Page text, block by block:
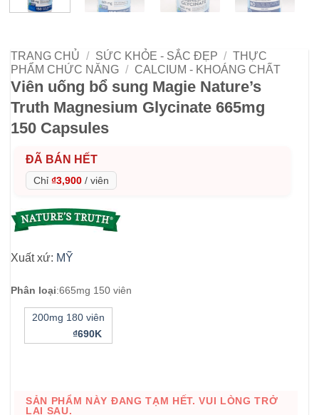
TRANG CHỦ / SỨC KHỎE - SẮC ĐẸP / THỰC
PHẨM CHỨC NĂNG / CALCIUM - KHOÁNG CHẤT
Viên uống bổ sung Magie Nature’s
Truth Magnesium Glycinate 665mg
150 Capsules
ĐÃ BÁN HẾT
Chỉ ₫3,900 / viên
Xuất xứ: MỸ
Phân loại:665mg 150 viên
200mg 180 viên
₫690K
SẢN PHẨM NÀY ĐANG TẠM HẾT. VUI LÒNG TRỞ
LẠI SAU.